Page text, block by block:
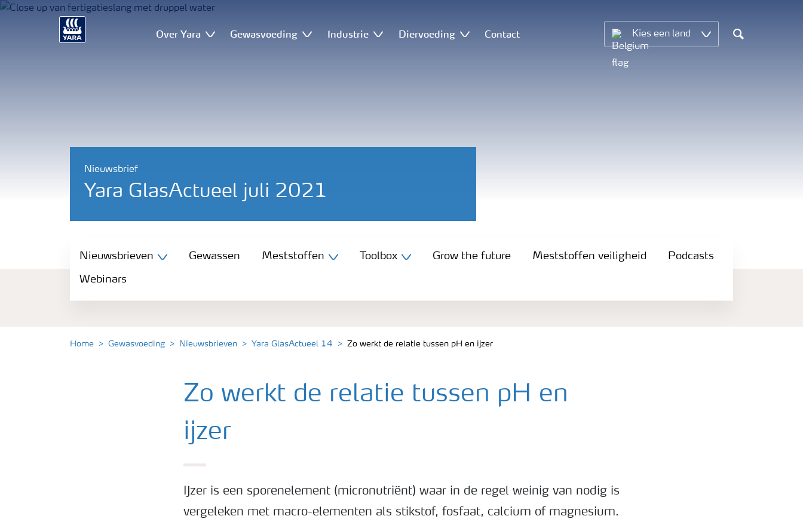
Over Yara Gewasvoeding Industrie Diervoeding Contact Kies een land
Search
Nieuwsbrief
Yara GlasActueel juli 2021
Gewassen
Nieuwsbrieven Gewassen Meststoffen Toolbox Grow the future Meststoffen veiligheid Podcasts
Webinars
Home Gewasvoeding Nieuwsbrieven Yara GlasActueel 14 Zo werkt de relatie tussen pH en ijzer
Zo werkt de relatie tussen pH en
ijzer
IJzer is een sporenelement (micronutriënt) waar in de regel weinig van nodig is
vergeleken met macro-elementen als stikstof, fosfaat, calcium of magnesium.